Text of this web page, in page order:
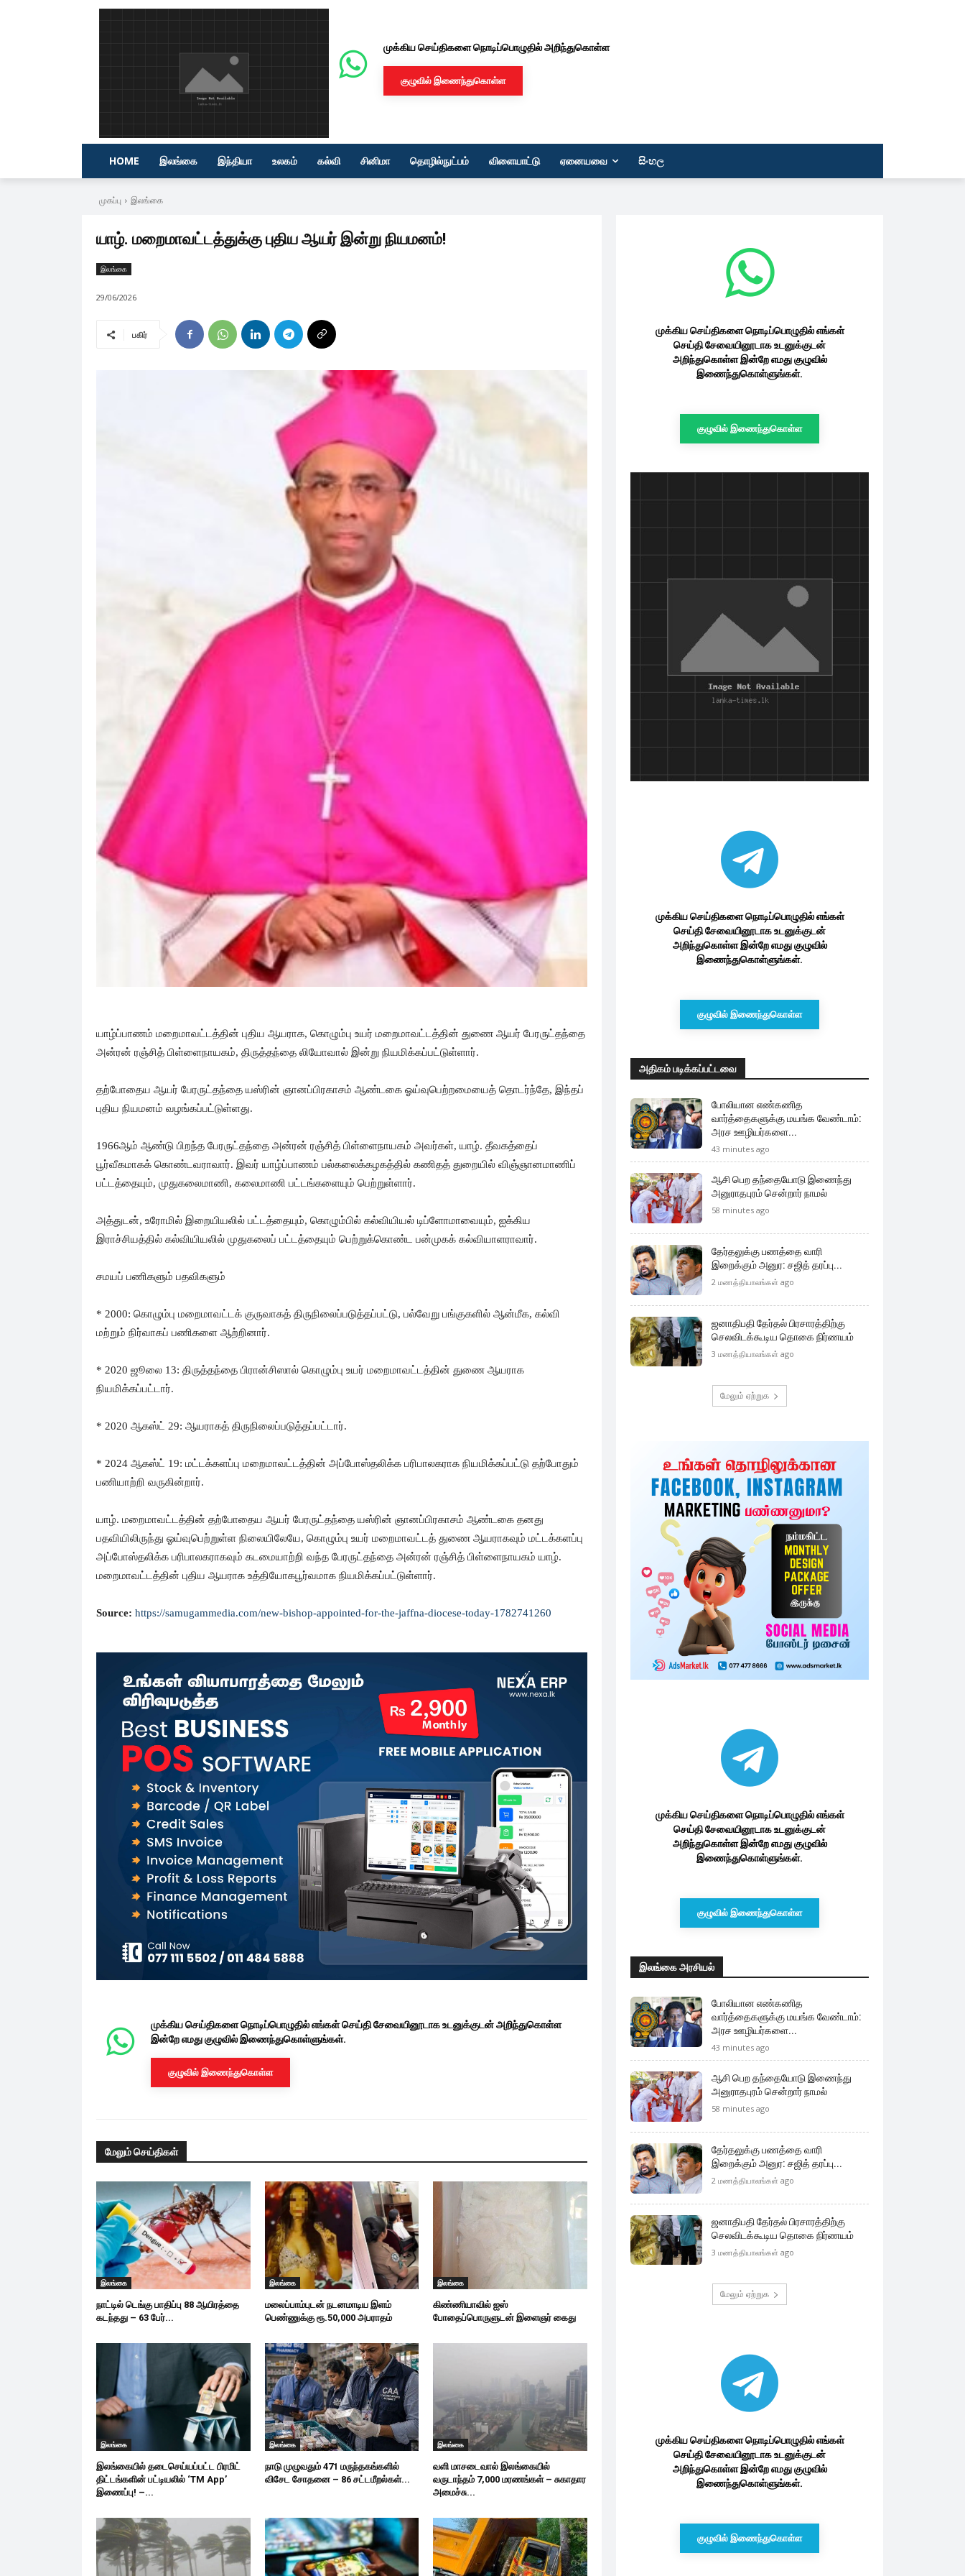
முக்கிய செய்திகளை நொடிப்பொழுதில் அறிந்துகொள்ள
குழுவில் இணைந்துகொள்ள
HOME இலங்கை இந்தியா உலகம் கல்வி சினிமா தொழில்நுட்பம் விளையாட்டு ஏனையவை සිංහල
முகப்பு இலங்கை
யாழ். மறைமாவட்டத்துக்கு புதிய ஆயர் இன்று நியமனம்!
இலங்கை
29/06/2026
பகிர்
யாழ்ப்பாணம் மறைமாவட்டத்தின் புதிய ஆயராக, கொழும்பு உயர் மறைமாவட்டத்தின் துணை ஆயர் பேரருட்தந்தை
அன்ரன் ரஞ்சித் பிள்ளைநாயகம், திருத்தந்தை லியோவால் இன்று நியமிக்கப்பட்டுள்ளார்.
தற்போதைய ஆயர் பேரருட்தந்தை யஸ்ரின் ஞானப்பிரகாசம் ஆண்டகை ஓய்வுபெற்றமையைத் தொடர்ந்தே, இந்தப்
புதிய நியமனம் வழங்கப்பட்டுள்ளது.
1966ஆம் ஆண்டு பிறந்த பேரருட்தந்தை அன்ரன் ரஞ்சித் பிள்ளைநாயகம் அவர்கள், யாழ். தீவகத்தைப்
பூர்வீகமாகக் கொண்டவராவார். இவர் யாழ்ப்பாணம் பல்கலைக்கழகத்தில் கணிதத் துறையில் விஞ்ஞானமாணிப்
பட்டத்தையும், முதுகலைமாணி, கலைமாணி பட்டங்களையும் பெற்றுள்ளார்.
அத்துடன், உரோமில் இறையியலில் பட்டத்தையும், கொழும்பில் கல்வியியல் டிப்ளோமாவையும், ஐக்கிய
இராச்சியத்தில் கல்வியியலில் முதுகலைப் பட்டத்தையும் பெற்றுக்கொண்ட பன்முகக் கல்வியாளராவார்.
சமயப் பணிகளும் பதவிகளும்
* 2000: கொழும்பு மறைமாவட்டக் குருவாகத் திருநிலைப்படுத்தப்பட்டு, பல்வேறு பங்குகளில் ஆன்மீக, கல்வி
மற்றும் நிர்வாகப் பணிகளை ஆற்றினார்.
* 2020 ஜூலை 13: திருத்தந்தை பிரான்சிஸால் கொழும்பு உயர் மறைமாவட்டத்தின் துணை ஆயராக
நியமிக்கப்பட்டார்.
* 2020 ஆகஸ்ட் 29: ஆயராகத் திருநிலைப்படுத்தப்பட்டார்.
* 2024 ஆகஸ்ட் 19: மட்டக்களப்பு மறைமாவட்டத்தின் அப்போஸ்தலிக்க பரிபாலகராக நியமிக்கப்பட்டு தற்போதும்
பணியாற்றி வருகின்றார்.
யாழ். மறைமாவட்டத்தின் தற்போதைய ஆயர் பேரருட்தந்தை யஸ்ரின் ஞானப்பிரகாசம் ஆண்டகை தனது
பதவியிலிருந்து ஓய்வுபெற்றுள்ள நிலையிலேயே, கொழும்பு உயர் மறைமாவட்டத் துணை ஆயராகவும் மட்டக்களப்பு
அப்போஸ்தலிக்க பரிபாலகராகவும் கடமையாற்றி வந்த பேரருட்தந்தை அன்ரன் ரஞ்சித் பிள்ளைநாயகம் யாழ்.
மறைமாவட்டத்தின் புதிய ஆயராக உத்தியோகபூர்வமாக நியமிக்கப்பட்டுள்ளார்.
Source: https://samugammedia.com/new-bishop-appointed-for-the-jaffna-diocese-today-1782741260
முக்கிய செய்திகளை நொடிப்பொழுதில் எங்கள் செய்தி சேவையினூடாக உடனுக்குடன் அறிந்துகொள்ள
இன்றே எமது குழுவில் இணைந்துகொள்ளுங்கள்.
குழுவில் இணைந்துகொள்ள
மேலும் செய்திகள்
இலங்கை
நாட்டில் டெங்கு பாதிப்பு 88 ஆயிரத்தை
கடந்தது – 63 பேர்...
இலங்கை
மலைப்பாம்புடன் நடனமாடிய இளம்
பெண்ணுக்கு ரூ.50,000 அபராதம்
இலங்கை
கிண்ணியாவில் ஐஸ்
போதைப்பொருளுடன் இளைஞர் கைது
இலங்கை
இலங்கையில் தடைசெய்யப்பட்ட பிரமிட்
திட்டங்களின் பட்டியலில் ‘TM App’
இணைப்பு! –...
இலங்கை
நாடு முழுவதும் 471 மருந்தகங்களில்
விசேட சோதனை – 86 சட்டமீறல்கள்...
இலங்கை
வளி மாசடைவால் இலங்கையில்
வருடாந்தம் 7,000 மரணங்கள் – சுகாதார
அமைச்சு...
முக்கிய செய்திகளை நொடிப்பொழுதில் எங்கள்
செய்தி சேவையினூடாக உடனுக்குடன்
அறிந்துகொள்ள இன்றே எமது குழுவில்
இணைந்துகொள்ளுங்கள்.
குழுவில் இணைந்துகொள்ள
முக்கிய செய்திகளை நொடிப்பொழுதில் எங்கள்
செய்தி சேவையினூடாக உடனுக்குடன்
அறிந்துகொள்ள இன்றே எமது குழுவில்
இணைந்துகொள்ளுங்கள்.
குழுவில் இணைந்துகொள்ள
அதிகம் படிக்கப்பட்டவை
போலியான எண்கணித
வார்த்தைகளுக்கு மயங்க வேண்டாம்:
அரச ஊழியர்களை...
43 minutes ago
ஆசி பெற தந்தையோடு இணைந்து
அனுராதபுரம் சென்றார் நாமல்
58 minutes ago
தேர்தலுக்கு பணத்தை வாரி
இறைக்கும் அனுர: சஜித் தரப்பு...
2 மணத்தியாலங்கள் ago
ஜனாதிபதி தேர்தல் பிரசாரத்திற்கு
செலவிடக்கூடிய தொகை நிர்ணயம்
3 மணத்தியாலங்கள் ago
மேலும் ஏற்றுக
முக்கிய செய்திகளை நொடிப்பொழுதில் எங்கள்
செய்தி சேவையினூடாக உடனுக்குடன்
அறிந்துகொள்ள இன்றே எமது குழுவில்
இணைந்துகொள்ளுங்கள்.
குழுவில் இணைந்துகொள்ள
இலங்கை அரசியல்
போலியான எண்கணித
வார்த்தைகளுக்கு மயங்க வேண்டாம்:
அரச ஊழியர்களை...
43 minutes ago
ஆசி பெற தந்தையோடு இணைந்து
அனுராதபுரம் சென்றார் நாமல்
58 minutes ago
தேர்தலுக்கு பணத்தை வாரி
இறைக்கும் அனுர: சஜித் தரப்பு...
2 மணத்தியாலங்கள் ago
ஜனாதிபதி தேர்தல் பிரசாரத்திற்கு
செலவிடக்கூடிய தொகை நிர்ணயம்
3 மணத்தியாலங்கள் ago
மேலும் ஏற்றுக
முக்கிய செய்திகளை நொடிப்பொழுதில் எங்கள்
செய்தி சேவையினூடாக உடனுக்குடன்
அறிந்துகொள்ள இன்றே எமது குழுவில்
இணைந்துகொள்ளுங்கள்.
குழுவில் இணைந்துகொள்ள